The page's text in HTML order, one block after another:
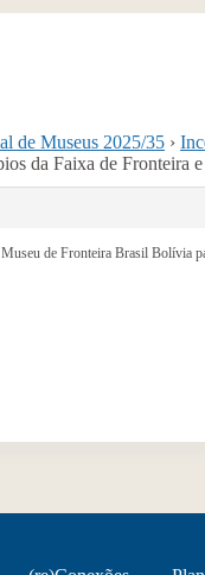
de Museus 2025/35 ›
da Faixa de Fronteira
de Fronteira Brasil Bolívia